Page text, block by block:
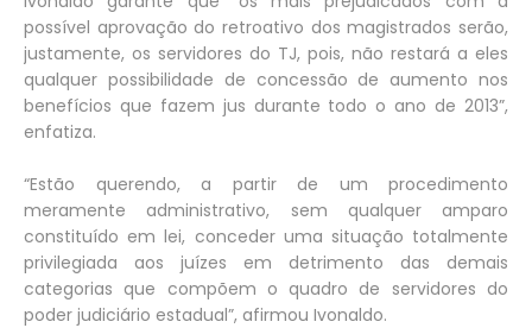
possível aprovação do retroativo dos magistrados serão,
justamente, os servidores do TJ, pois, não restará a eles
qualquer possibilidade de concessão de aumento nos
benefícios que fazem jus durante todo o ano de 2013”,
enfatiza.
“Estão querendo, a partir de um procedimento
meramente administrativo, sem qualquer amparo
constituído em lei, conceder uma situação totalmente
privilegiada aos juízes em detrimento das demais
categorias que compõem o quadro de servidores do
poder judiciário estadual”, afirmou Ivonaldo.